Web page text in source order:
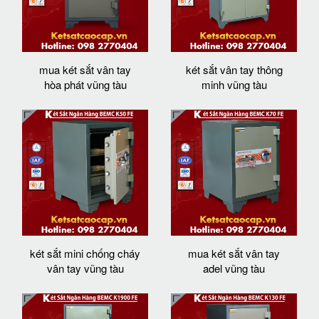
mua két sắt vân tay
hòa phát vũng tàu
két sắt vân tay thông
minh vũng tàu
két sắt mini chống cháy
vân tay vũng tàu
mua két sắt vân tay
adel vũng tàu